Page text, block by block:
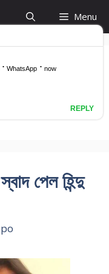
Menu
choti
পেল হিন্দু